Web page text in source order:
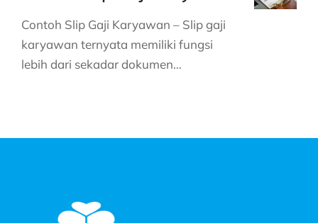
Contoh Slip Gaji Karyawan – Slip gaji
karyawan ternyata memiliki fungsi
lebih dari sekadar dokumen…